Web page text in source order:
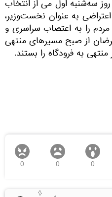
سه‌شنبه اول می از انتخاب
به عنوان نخست‌وزیر،
مردم را به اعتصاب سراسری و
از صبح مسیرهای منتهی
به فرودگاه را بستند.
0
0
0